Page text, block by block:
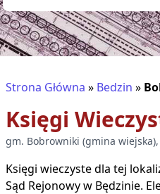
Strona Główna » Bedzin »
Księgi
gm. Bobrowniki (gmina wiejska
Księgi wieczyste dla tej
Sąd Rejonowy w Będzinie.